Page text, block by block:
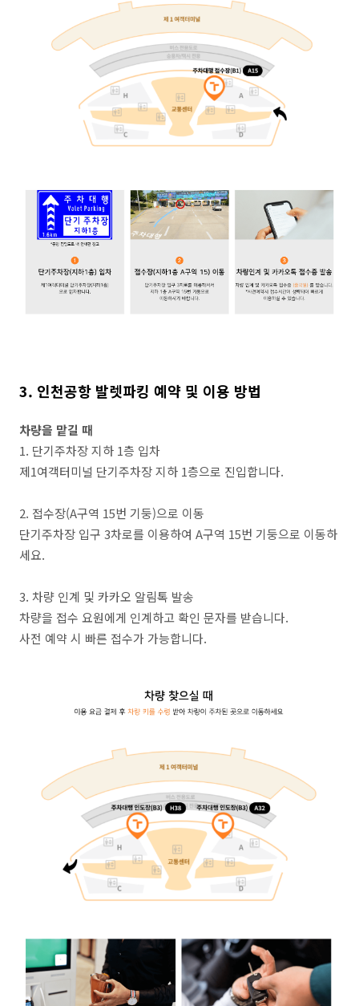
3. 인천공항 발렛파킹 예약 및 이용 방법
차량을 맡길 때
1. 단기주차장 지하 1층 입차
제1여객터미널 단기주차장 지하 1층으로 진입합니다.
2. 접수장(A구역 15번 기둥)으로 이동
단기주차장 입구 3차로를 이용하여 A구역 15번 기둥으로 이동하
세요.
3. 차량 인계 및 카카오 알림톡 발송
차량을 접수 요원에게 인계하고 확인 문자를 받습니다.
사전 예약 시 빠른 접수가 가능합니다.